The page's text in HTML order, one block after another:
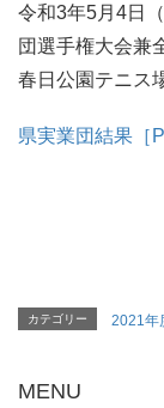
令和3年5月4日
団選手権大会兼
春日公園テニス
県実業団結果［
カテゴリー 2021年
MENU